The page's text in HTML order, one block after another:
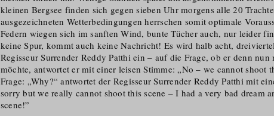
kleinen Bergsee finden sich gegen sieben Uhr morgens alle 20
ausgezeichneten Wetterbe­dingungen herrschen somit optimale
Federn wiegen sich im sanften Wind, bunte Tücher auch, nur leider
keine Spur, kommt auch keine Nachricht! Es wird halb acht,
Regisseur Surrender Reddy Patthi ein – auf die Frage, ob er denn
möchte, antwortet er mit einer leisen Stimme: „No – we cannot shoot
Frage: „Why?“ antwortet der Regisseur Surrender Reddy Patthi mit
sorry but we really cannot shoot this scene – I had a very bad dream
scene!”